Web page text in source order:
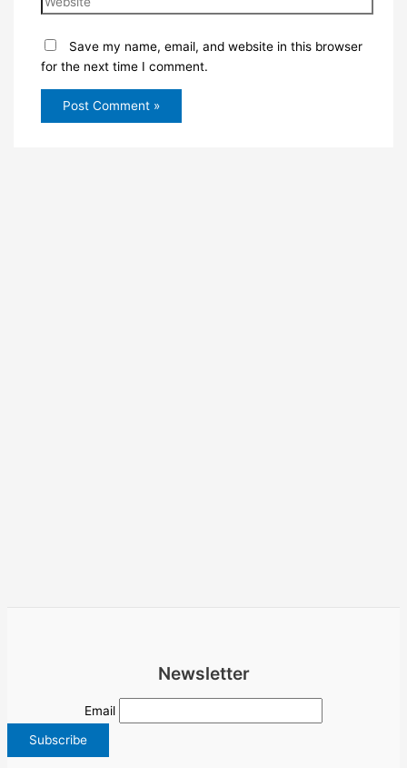
Save my name, email, and website in this browser
for the next time I comment.
Newsletter
Email